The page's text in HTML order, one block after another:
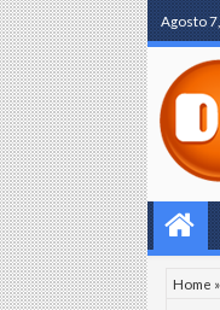
Agosto
Home »